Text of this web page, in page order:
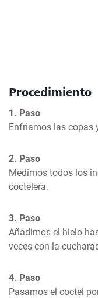
Procedimiento
1. Paso
Enfriamos las copas
2. Paso
Medimos todos los
coctelera.
3. Paso
Añadimos el hielo
veces con la
4. Paso
Pasamos el coctel